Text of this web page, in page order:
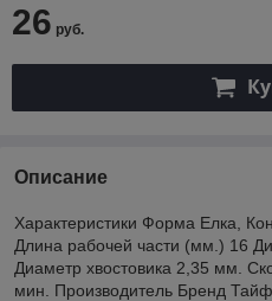
26 руб.
Описание
Характеристики Форма Елка,
Длина рабочей части (мм.) 16
Диаметр хвостовика 2,35 мм.
мин. Производитель Бренд